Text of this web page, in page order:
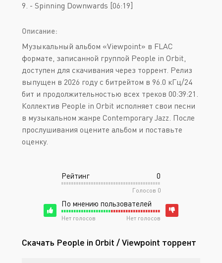
9. - Spinning Downwards [06:19]
Описание:
Музыкальный альбом «Viewpoint» в FLAC
формате, записанной группой People in Orbit,
доступен для скачивания через торрент. Релиз
выпущен в 2026 году с битрейтом в 96.0 кГц/24
бит и продолжительностью всех треков 00:39:21.
Коллектив People in Orbit исполняет свои песни
в музыкальном жанре Contemporary Jazz. После
прослушивания оцените альбом и поставьте
оценку.
Рейтинг 0
Голосов 0
По мнению пользователей
Нет голосов Нет голосов
Скачать People in Orbit / Viewpoint торрент